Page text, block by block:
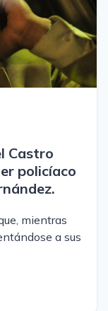
Castro
policíaco
mientras
a sus